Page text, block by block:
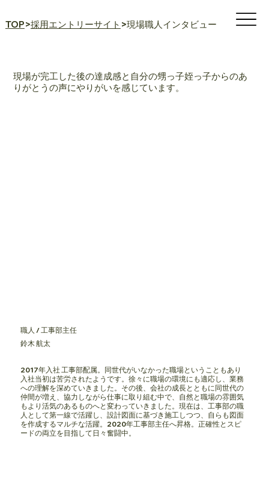
TOP>採用エントリーサイト >現場職人インタビュー
現場が完工した後の達成感と自分の甥っ子姪っ子からのあ
りがとうの声にやりがいを感じています。
職人 / 工事部主任
鈴木 航太
2017年入社 工事部配属。同世代がいなかった職場ということもあり
入社当初は苦労されたようです。徐々に職場の環境にも適応し、業務
への理解を深めていきました。その後、会社の成長とともに同世代の
仲間が増え、協力しながら仕事に取り組む中で、自然と職場の雰囲気
もより活気のあるものへと変わっていきました。現在は、工事部の職
人として第一線で活躍し、設計図面に基づき施工しつつ、自らも図面
を作成するマルチな活躍。2020年工事部主任へ昇格。正確性とスピ
ードの両立を目指して日々奮闘中。